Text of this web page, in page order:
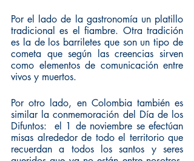
Por el lado de la gastronomía un platillo
tradicional es el fiambre. Otra tradición
es la de los barriletes que son un tipo de
cometa que según las creencias sirven
como elementos de comunicación entre
vivos y muertos.
Por otro lado, en Colombia también es
similar la conmemoración del Día de los
Difuntos:  el 1 de noviembre se efectúan
misas alrededor de todo el territorio que
recuerdan a todos los santos y seres